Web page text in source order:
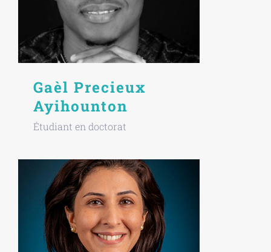
Gaèl Precieux
Ayihounton
Étudiant en doctorat